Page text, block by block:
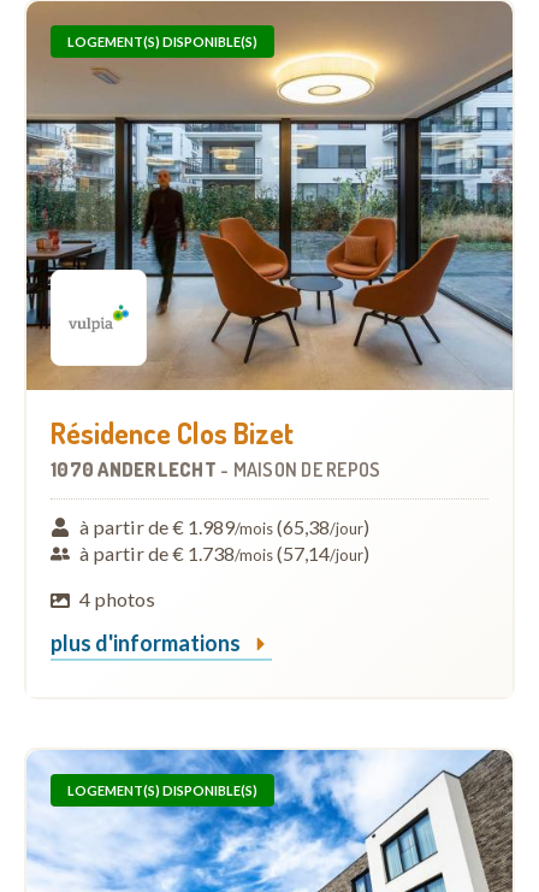
LOGEMENT(S) DISPONIBLE(S)
Résidence Clos Bizet
1070 ANDERLECHT - MAISON DE REPOS
à partir de € 1.989/mois(65,38/jour)
à partir de € 1.738/mois(57,14/jour)
4 photos
plus d'informations
LOGEMENT(S) DISPONIBLE(S)